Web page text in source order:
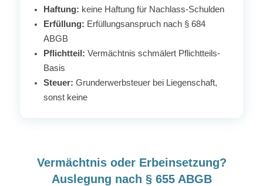
Haftung: keine Haftung für Nachlass-Schulden
Erfüllung: Erfüllungsanspruch nach § 684
ABGB
Pflichtteil: Vermächtnis schmälert Pflichtteils-
Basis
Steuer: Grunderwerbsteuer bei Liegenschaft,
sonst keine
Vermächtnis oder Erbeinsetzung?
Auslegung nach § 655 ABGB